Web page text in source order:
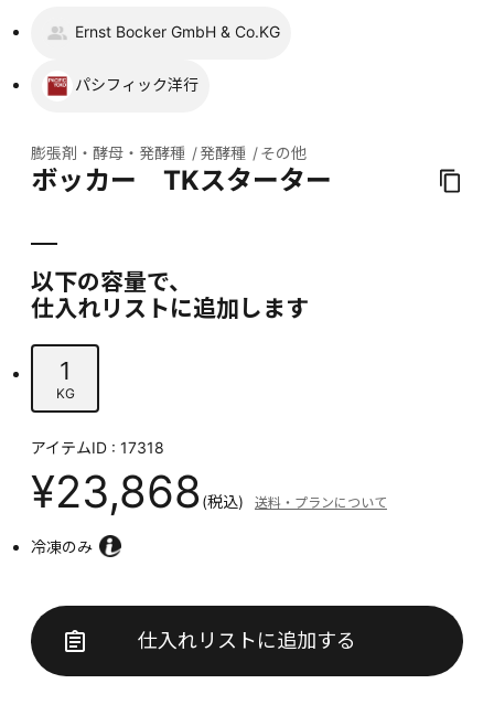
Ernst Bocker GmbH & Co.KG
パシフィック洋行
膨張剤・酵母・発酵種 発酵種 その他
ボッカー TKスターター
以下の容量で、
仕入れリストに追加します
1
KG
アイテムID : 17318
¥23,868(税込) 送料・プランについて
冷凍のみ
仕入れリストに追加する